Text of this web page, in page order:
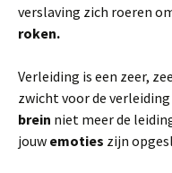
verslaving zich roeren
roken.
Verleiding is een zeer,
zwicht voor de
brein niet meer de
jouw emoties zijn